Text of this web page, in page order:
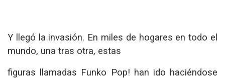
Y llegó la invasión. En miles de hogares en todo el
mundo, una tras otra, estas
figuras llamadas Funko Pop! han ido haciéndose